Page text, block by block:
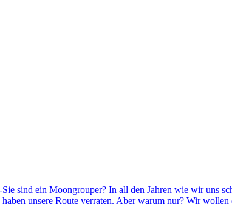
sind ein Moongrouper? In all den Jahren wie wir uns
unsere Route verraten. Aber warum nur? Wir